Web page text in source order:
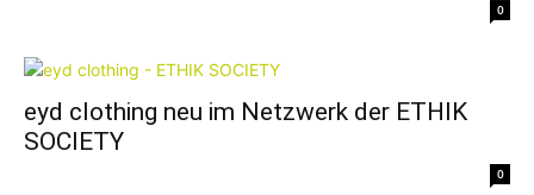
0
eyd clothing neu im Netzwerk der ETHIK
SOCIETY
0